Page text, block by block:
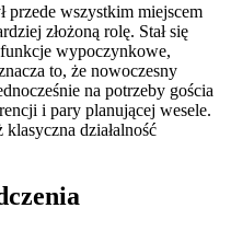
przede wszystkim miejscem
złożoną rolę. Stał się
wypoczynkowe,
to, że nowoczesny
na potrzeby gościa
i pary planującej wesele.
działalność